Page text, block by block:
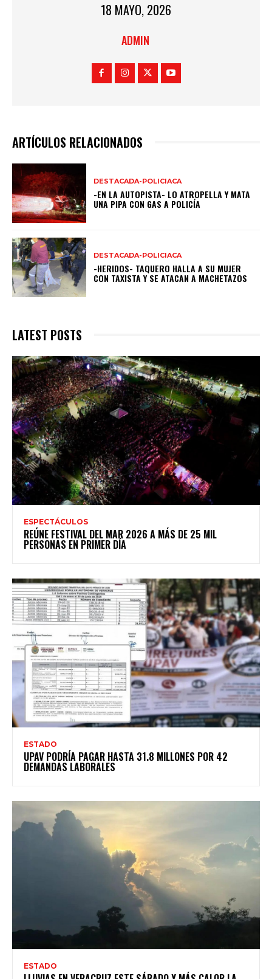
18 MAYO, 2026
ADMIN
ARTÍCULOS RELACIONADOS
DESTACADA-POLICIACA
-EN LA AUTOPISTA- LO ATROPELLA Y MATA
UNA PIPA CON GAS A POLICÍA
DESTACADA-POLICIACA
-HERIDOS- TAQUERO HALLA A SU MUJER
CON TAXISTA Y SE ATACAN A MACHETAZOS
LATEST POSTS
ESPECTÁCULOS
REÚNE FESTIVAL DEL MAR 2026 A MÁS DE 25 MIL
PERSONAS EN PRIMER DÍA
ESTADO
UPAV PODRÍA PAGAR HASTA 31.8 MILLONES POR 42
DEMANDAS LABORALES
ESTADO